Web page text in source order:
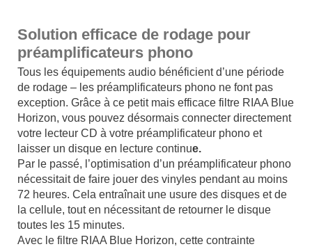
Solution efficace de rodage pour
préamplificateurs phono
Tous les équipements audio bénéficient d’une période
de rodage – les préamplificateurs phono ne font pas
exception. Grâce à ce petit mais efficace filtre RIAA Blue
Horizon, vous pouvez désormais connecter directement
votre lecteur CD à votre préamplificateur phono et
laisser un disque en lecture continue.
Par le passé, l’optimisation d’un préamplificateur phono
nécessitait de faire jouer des vinyles pendant au moins
72 heures. Cela entraînait une usure des disques et de
la cellule, tout en nécessitant de retourner le disque
toutes les 15 minutes.
Avec le filtre RIAA Blue Horizon, cette contrainte